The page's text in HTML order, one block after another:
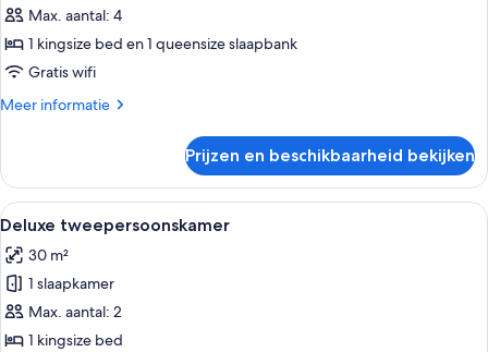
ladenMax. aantal: 4
1 kingsize bed en 1 queensize slaapbank
Gratis wifi
Meer informatie
Meer
loft
Prijzen en beschikbaarheid bekijken
Alle
foto's
voor
Deluxe
tweepersoonskamer
laden
Een slaapkamer met een bed, een
12
Deluxe tweepersoonskamer
30 m²
1 slaapkamer
Max. aantal: 2
1 kingsize bed